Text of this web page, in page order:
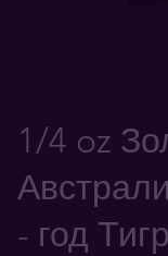
1/4 oz
- год